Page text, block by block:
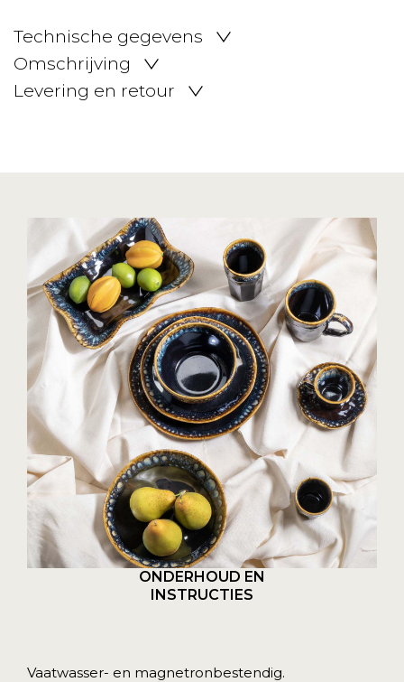
Technische gegevens
Omschrijving
Levering en retour
ONDERHOUD EN
INSTRUCTIES
Vaatwasser- en magnetronbestendig.